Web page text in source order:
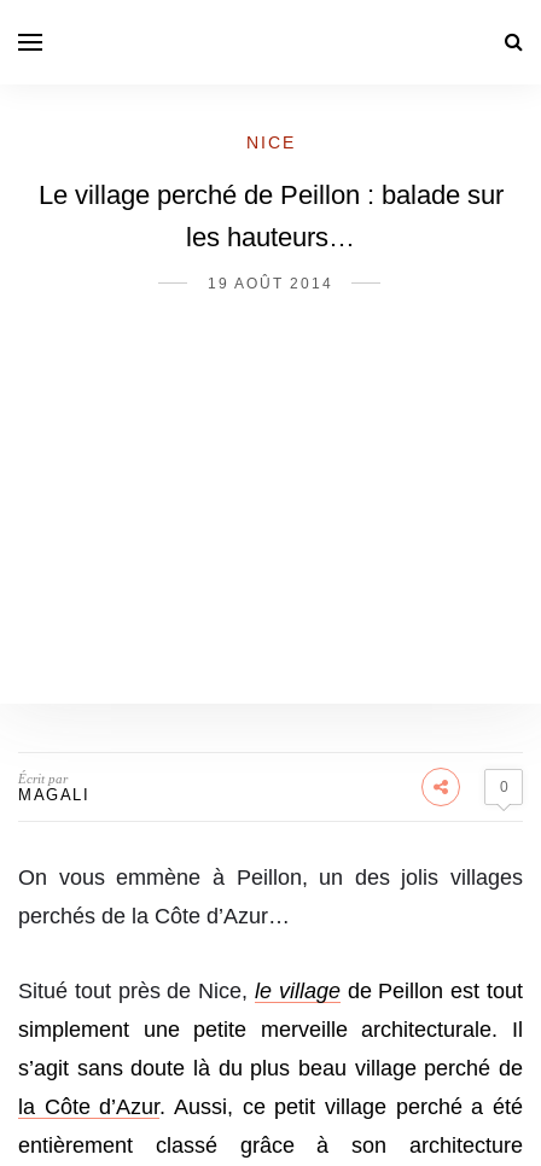
NICE
Le village perché de Peillon : balade sur
les hauteurs…
19 AOÛT 2014
Écrit par
MAGALI 0
On vous emmène à Peillon, un des jolis villages
perchés de la Côte d’Azur…
Situé tout près de Nice, le villagede Peillon est tout
simplement une petite merveille architecturale. Il
s’agit sans doute là du plus beau village perché de
la Côte d’Azur. Aussi, ce petit village perché a été
entièrement classé grâce à son architecture